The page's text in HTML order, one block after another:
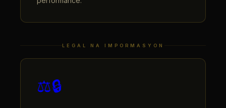
LEGAL NA IMPORMASYON
⚖️🔒